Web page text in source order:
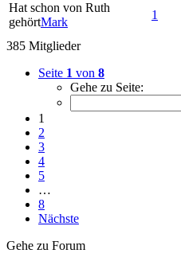
Hat schon von Ruth
gehörtMark
1
385 Mitglieder
Seite 1 von 8
Gehe zu Seite:
1
2
3
4
5
…
8
Nächste
Gehe zu Forum